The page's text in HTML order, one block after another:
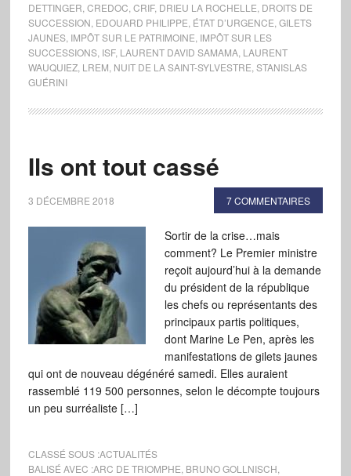
DETTINGER CREDOC CRIF, DRIEU LA ROCHELLE DROITS DE
SUCCESSION EDOUARD PHILIPPE ÉTAT D’URGENCE GILETS
JAUNES, IMPÔT SUR LE PATRIMOINE IMPÔT SUR LES
SUCCESSIONS, ISF, LAURENT DAVID SAMAMA, LAURENT
WAUQUIEZ, LREM NUIT DE LA SAINT-SYLVESTRE STANISLAS
GUÉRINI
Ils ont tout cassé
3 DÉCEMBRE 2018 7 COMMENTAIRES
Sortir de la crise…mais
comment? Le Premier ministre
reçoit aujourd’hui à la demande
du président de la république
les chefs ou représentants des
principaux partis politiques,
dont Marine Le Pen, après les
manifestations de gilets jaunes
qui ont de nouveau dégénéré samedi. Elles auraient
rassemblé 119 500 personnes, selon le décompte toujours
un peu surréaliste […]
CLASSÉ SOUS :ACTUALITÉS
BALISÉ AVEC :ARC DE TRIOMPHE BRUNO GOLLNISCH